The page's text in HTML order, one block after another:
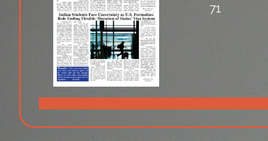
71